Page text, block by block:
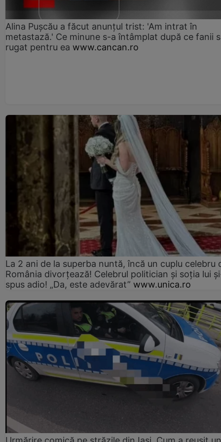
Alina Pușcău a făcut anunțul trist: 'Am intrat în
metastază.' Ce minune s-a întâmplat după ce fanii
rugat pentru ea www.cancan.ro
La 2 ani de la superba nuntă, încă un cuplu celebru
România divorțează! Celebrul politician și soția lui
spus adio! „Da, este adevărat” www.unica.ro